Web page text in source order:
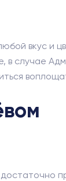
вкус и
в случае